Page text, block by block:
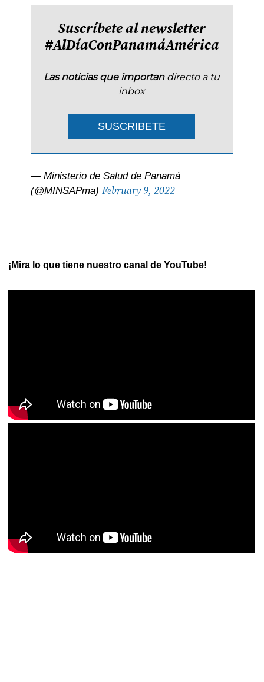
Suscríbete al newsletter
#AlDíaConPanamáAmérica
Las noticias que importan directo a tu
inbox
SUSCRIBETE
— Ministerio de Salud de Panamá
(@MINSAPma)February 9, 2022
¡Mira lo que tiene nuestro canal de YouTube!